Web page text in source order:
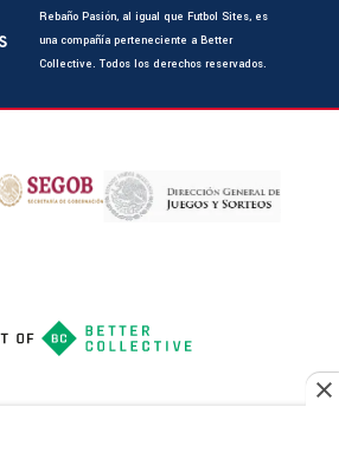
Rebaño Pasión, al igual que Futbol Sites, es
una compañía perteneciente a Better
Collective. Todos los derechos reservados.